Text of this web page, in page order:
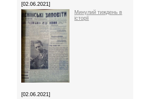
[02.06.2021]
Минулий тиждень в
історії
[02.06.2021]